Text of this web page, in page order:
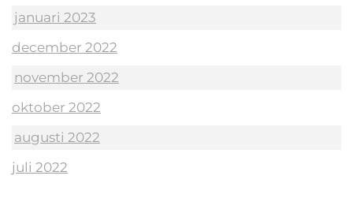
januari 2023
december 2022
november 2022
oktober 2022
augusti 2022
juli 2022